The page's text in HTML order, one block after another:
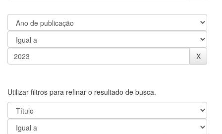
Utilizar filtros para refinar o resultado de busca.